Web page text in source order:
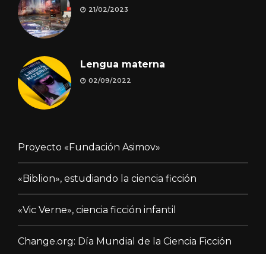
21/02/2023
Lengua materna
02/09/2022
Proyecto «Fundación Asimov»
«Biblion», estudiando la ciencia ficción
«Vic Verne», ciencia ficción infantil
Change.org: Día Mundial de la Ciencia Ficción